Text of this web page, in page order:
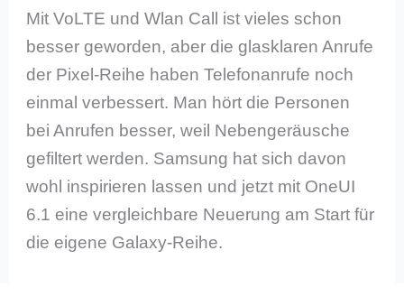
Mit VoLTE und Wlan Call ist vieles schon
besser geworden, aber die glasklaren Anrufe
der Pixel-Reihe haben Telefonanrufe noch
einmal verbessert. Man hört die Personen
bei Anrufen besser, weil Nebengeräusche
gefiltert werden. Samsung hat sich davon
wohl inspirieren lassen und jetzt mit OneUI
6.1 eine vergleichbare Neuerung am Start für
die eigene Galaxy-Reihe.